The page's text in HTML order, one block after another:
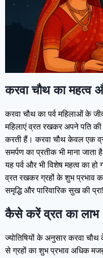
करवा चौथ का महत्व
करवा चौथ का पर्व महिलाओं के
महिलाएं व्रत रखकर अपने पति
करती हैं। करवा चौथ केवल एक
समर्पण का प्रतीक भी माना
यह पर्व और भी विशेष महत्व का हो
व्रत रखकर ग्रहों के शुभ प्रभाव
समृद्धि और पारिवारिक सुख की
कैसे करें व्रत का लाभ
ज्योतिषियों के अनुसार करवा
से ग्रहों का शुभ प्रभाव अधिक